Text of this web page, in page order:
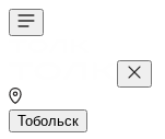
Тобольск